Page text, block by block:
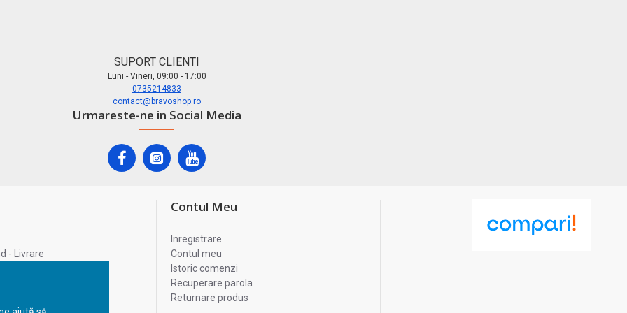
SUPORT CLIENTI
Luni - Vineri, 09:00 - 17:00
0735214833
contact@bravoshop.ro
Urmareste-ne in Social Media
- Livrare
Contul Meu
Inregistrare
Contul meu
Istoric comenzi
Recuperare parola
Returnare produs